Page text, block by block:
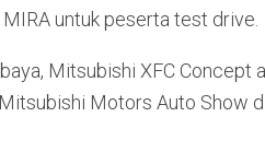
untuk peserta test drive.
Mitsubishi XFC Concept
Motors Auto Show